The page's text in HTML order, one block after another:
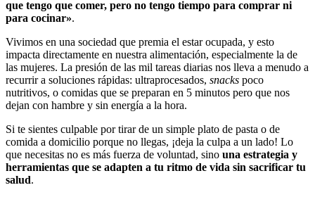
que tengo que comer, pero no tengo tiempo para comprar ni
para cocinar».
Vivimos en una sociedad que premia el estar ocupada, y esto
impacta directamente en nuestra alimentación, especialmente la de
las mujeres. La presión de las mil tareas diarias nos lleva a menudo a
recurrir a soluciones rápidas: ultraprocesados, snacks poco
nutritivos, o comidas que se preparan en 5 minutos pero que nos
dejan con hambre y sin energía a la hora.
Si te sientes culpable por tirar de un simple plato de pasta o de
comida a domicilio porque no llegas, ¡deja la culpa a un lado! Lo
que necesitas no es más fuerza de voluntad, sino una estrategia y
herramientas que se adapten a tu ritmo de vida sin sacrificar tu
salud.